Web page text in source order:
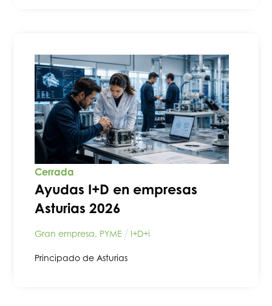
Cerrada
Ayudas I+D en empresas
Asturias 2026
Gran empresa, PYME I+D+i
Principado de Asturias